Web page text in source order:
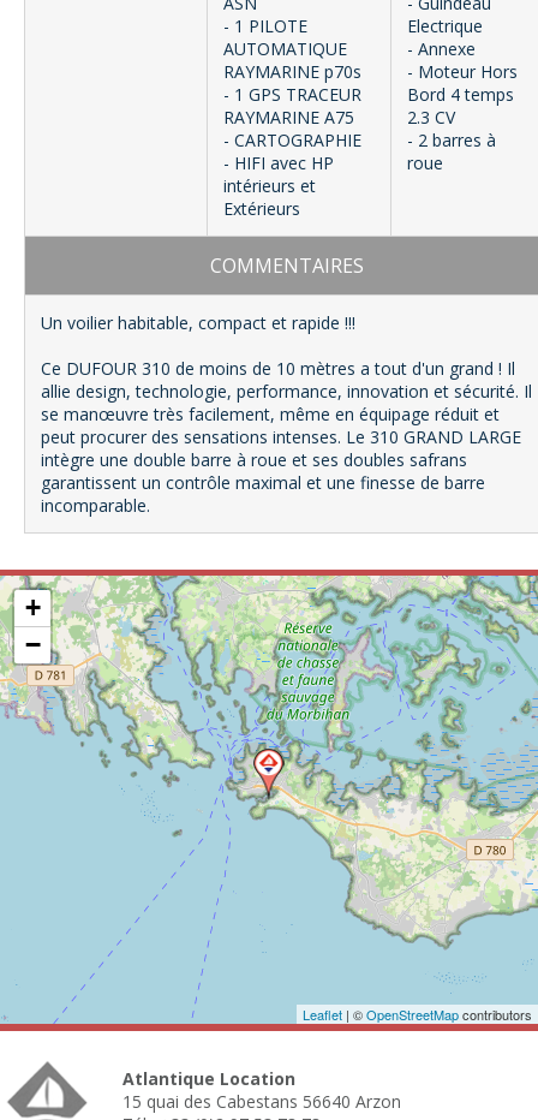
- 1 PILOTE
AUTOMATIQUE
RAYMARINE p70s
- 1 GPS TRACEUR
RAYMARINE A75
- CARTOGRAPHIE
- HIFI avec HP
intérieurs et
Extérieurs
Electrique
- Annexe
- Moteur Hors
Bord 4 temps
2.3 CV
- 2 barres à
roue
COMMENTAIRES
Un voilier habitable, compact et rapide !!!
Ce DUFOUR 310 de moins de 10 mètres a tout d'un grand ! Il
allie design, technologie, performance, innovation et sécurité. Il
se manœuvre très facilement, même en équipage réduit et
peut procurer des sensations intenses. Le 310 GRAND LARGE
intègre une double barre à roue et ses doubles safrans
garantissent un contrôle maximal et une finesse de barre
incomparable.
+
−
Leaflet | ©OpenStreetMapcontributors
Atlantique Location
15 quai des Cabestans 56640 Arzon